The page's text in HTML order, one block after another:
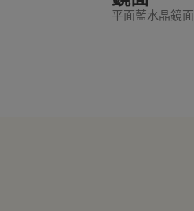
平面藍水晶鏡面